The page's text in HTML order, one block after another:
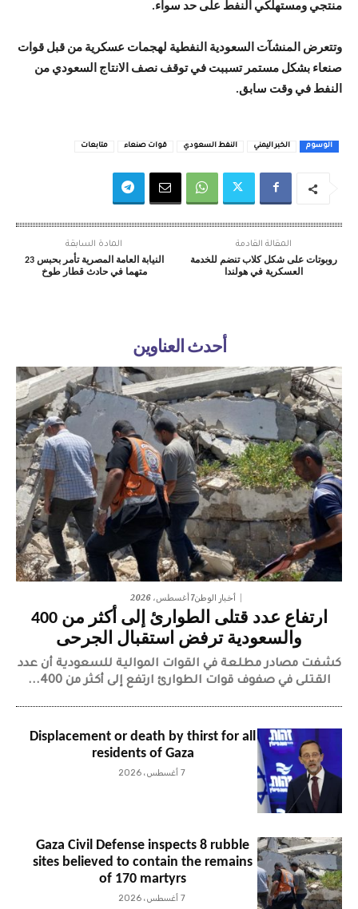
منتجي ومستهلكي النفط على حد سواء.
وتتعرض المنشآت السعودية النفطية لهجمات عسكرية من قبل قوات
صنعاء بشكل مستمر تسببت في توقف نصف الانتاج السعودي من
النفط في وقت سابق.
الوسوم الخبر اليمني النفط السعودي قوات صنعاء متابعات
المادة السابقة
النيابة العامة المصرية تأمر بحبس 23
متهما في حادث قطار طوخ
المقالة القادمة
روبوتات على شكل كلاب تنضم للخدمة
العسكرية في هولندا
أحدث العناوين
أخبار الوطن7 أغسطس، 2026
ارتفاع عدد قتلى الطوارئ إلى أكثر من 400
والسعودية ترفض استقبال الجرحى
كشفت مصادر مطلعة في القوات الموالية للسعودية أن عدد
القتلى في صفوف قوات الطوارئ ارتفع إلى أكثر من 400...
Displacement or death by thirst for all
residents of Gaza
7 أغسطس، 2026
Gaza Civil Defense inspects 8 rubble
sites believed to contain the remains
of 170 martyrs
7 أغسطس، 2026